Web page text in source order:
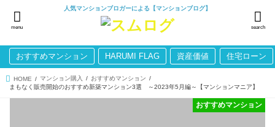
人気マンションブロガーによる【マンションブログ】
search
menu
おすすめマンション HARUMI FLAG 資産価値 住宅ローン
HOME マンション購入
おすすめマンション
まもなく販売開始のおすすめ新築マンション3選 ～2023年5月編～【マンションマニア】
おすすめマンション